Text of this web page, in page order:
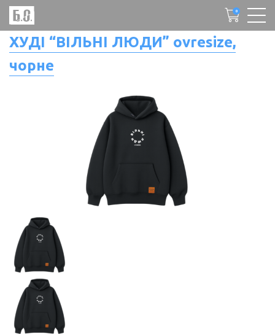
0
ХУДІ “ВІЛЬНІ ЛЮДИ” ovresize,
чорне